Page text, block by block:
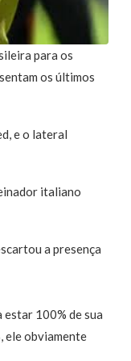
para os
os últimos
e o lateral
italiano
a presença
estar 100% de sua
ele obviamente